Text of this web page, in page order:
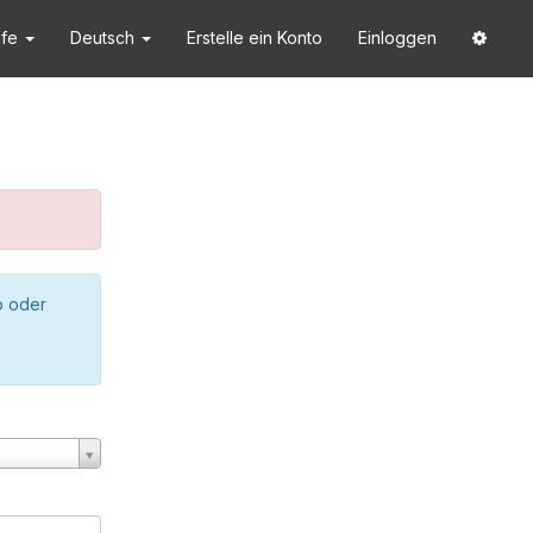
Deutsch Erstelle ein Konto Einloggen
oder